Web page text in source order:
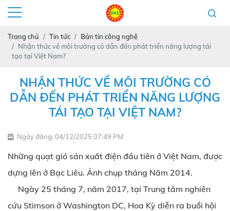
Trang chủ Tin tức
Bản tin công nghệ
Nhận thức về môi trường có dẫn đến phát triển năng lượng tái
tạo tại Việt Nam?
NHẬN THỨC VỀ MÔI TRƯỜNG CÓ
DẪN ĐẾN PHÁT TRIỂN NĂNG LƯỢNG
TÁI TẠO TẠI VIỆT NAM?
Ngày đăng: 04/12/2025 07:49 PM
Những quạt gió sản xuất điện đầu tiên ở Việt Nam, được
dựng lên ở Bạc Liêu. Ảnh chụp tháng Năm 2014.
Ngày 25 tháng 7, năm 2017, tại Trung tâm nghiên
cứu Stimson ở Washington DC, Hoa Kỳ diễn ra buổi hội